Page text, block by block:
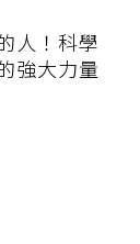
人！科學
強大力量